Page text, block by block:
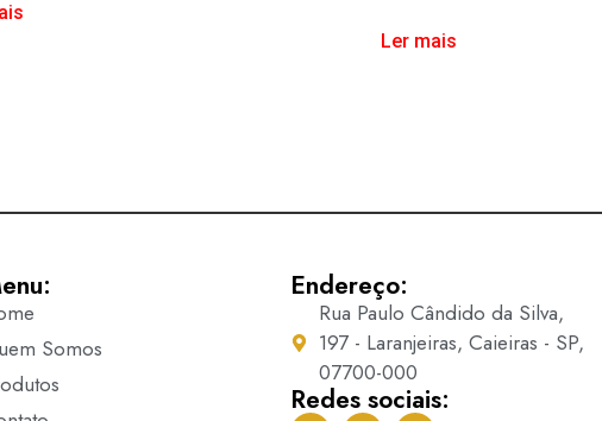
Ler mais
Somos
Endereço:
Rua Paulo Cândido da Silva,
197 - Laranjeiras, Caieiras - SP,
07700-000
Redes sociais: